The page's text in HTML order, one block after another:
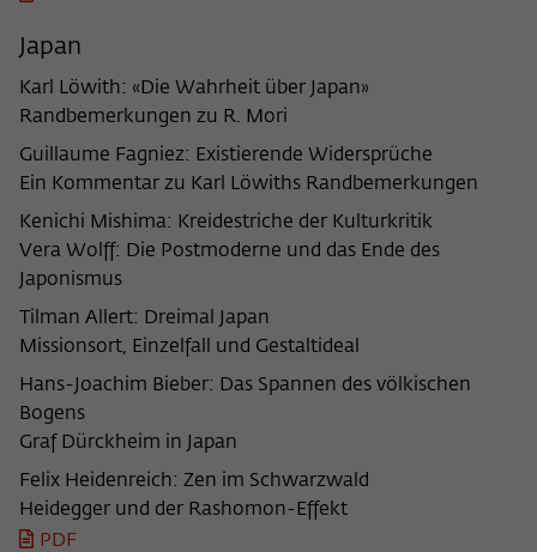
Japan
Karl Löwith: «Die Wahrheit über Japan»
Randbemerkungen zu R. Mori
Guillaume Fagniez: Existierende Widersprüche
Ein Kommentar zu Karl Löwiths Randbemerkungen
Kenichi Mishima: Kreidestriche der Kulturkritik
Vera Wolff: Die Postmoderne und das Ende des
Japonismus
Tilman Allert: Dreimal Japan
Missionsort, Einzelfall und Gestaltideal
Hans-Joachim Bieber: Das Spannen des völkischen
Bogens
Graf Dürckheim in Japan
Felix Heidenreich: Zen im Schwarzwald
Heidegger und der Rashomon-Effekt
PDF
Name
Provider Matomo
Lifetime 6 Monate
Purpose
website or search engine the visitor was
redirected to wiko-berlin.de through a
Name _pk_ses
Provider
Purpose
This short-lived cookie is used to